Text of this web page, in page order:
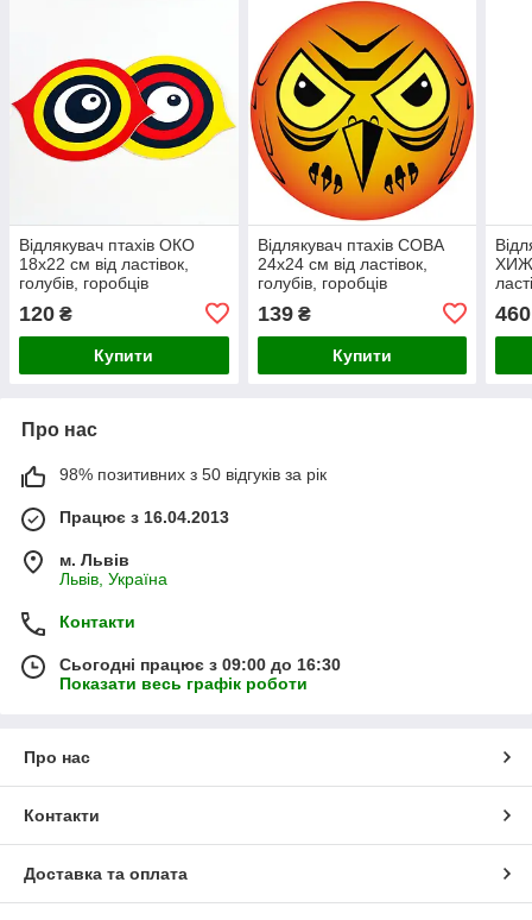
Відлякувач птахів ОКО
18х22 см від ластівок,
голубів, горобців
120 ₴
Купити
Відлякувач птахів СОВА
24х24 см від ластівок,
голубів, горобців
139₴
Купити
460
Про нас
98% позитивних з 50 відгуків за рік
Працює з 16.04.2013
м. Львів
Львів, Україна
Контакти
Сьогодні працює з 09:00 до 16:30
Показати весь графік роботи
Про нас
Контакти
Доставка та оплата